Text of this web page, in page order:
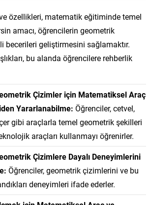
özellikleri, matematik eğitiminde temel
amacı, öğrencilerin geometrik
becerileri geliştirmesini sağlamaktır.
bu alanda öğrencilere rehberlik
Çizimler için Matematiksel Araç
Yararlanabilme: Öğrenciler, cetvel,
gibi araçlarla temel geometrik şekilleri
araçları kullanmayı öğrenirler.
Çizimlere Dayalı Deneyimlerini
Öğrenciler, geometrik çizimlerini ve bu
deneyimleri ifade ederler.